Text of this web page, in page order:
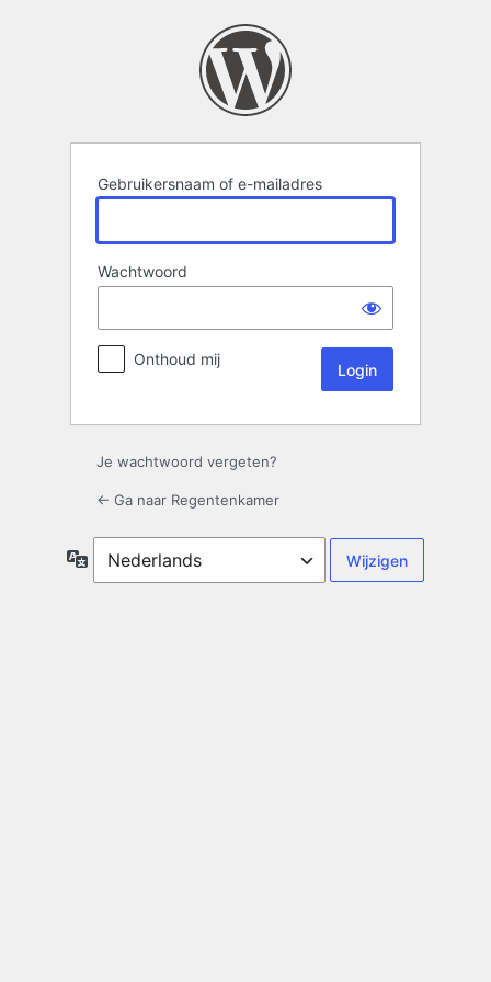
Gebruikersnaam of e-mailadres
Wachtwoord
Onthoud mij
Je wachtwoord vergeten?
← Ga naar Regentenkamer
Taal